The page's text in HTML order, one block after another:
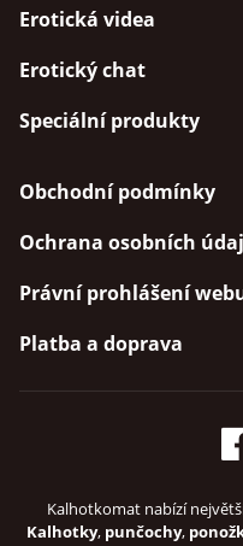
Erotická videa
Erotický chat
Speciální produkty
Obchodní podmínky
Ochrana osobních
Právní prohlášení
Platba a doprava
Kalhotkomat nabízí
Kalhotky, punčochy,